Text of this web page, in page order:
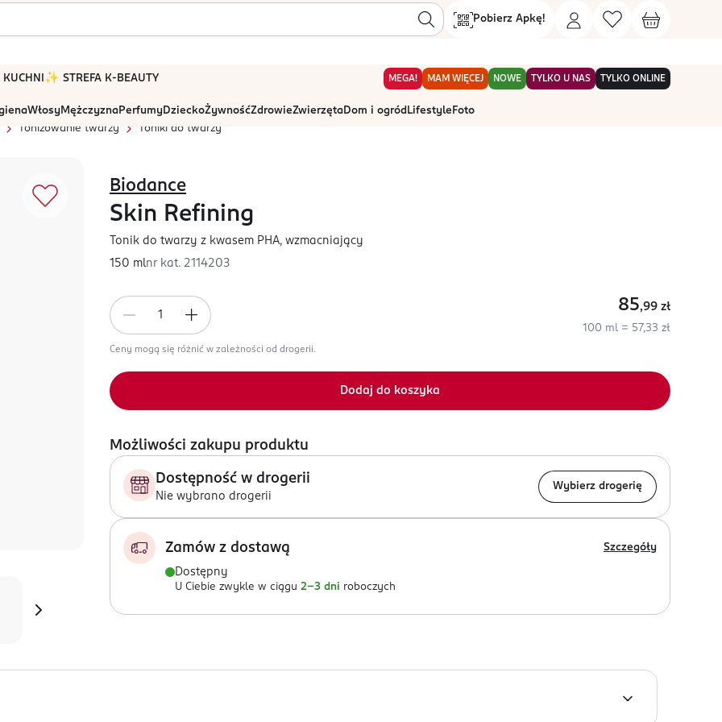
Pobierz Apkę!
KUCHNI ✨ STREFA K-BEAUTY MEGA! MAM WIĘCEJ NOWE TYLKO U NAS TYLKO ONLINE
WłosyMężczyznaPerfumyDzieckoŻywnośćZdrowieZwierzętaDom i ogród Lifestyle Foto
Tonizowanie twarzy
Toniki do twarzy
Biodance
Skin Refining
Tonik do twarzy z kwasem PHA, wzmacniający
150 mlnr kat. 2114203
85,99 zł
100 ml = 57,33 zł
Ceny mogą się różnić w zależności od drogerii.
Dodaj do koszyka
Możliwości zakupu produktu
Dostępność w drogerii
Nie wybrano drogerii
Wybierz drogerię
Zamów z dostawą Szczegóły
Dostępny
U Ciebie zwykle w ciągu 2-3 dni roboczych